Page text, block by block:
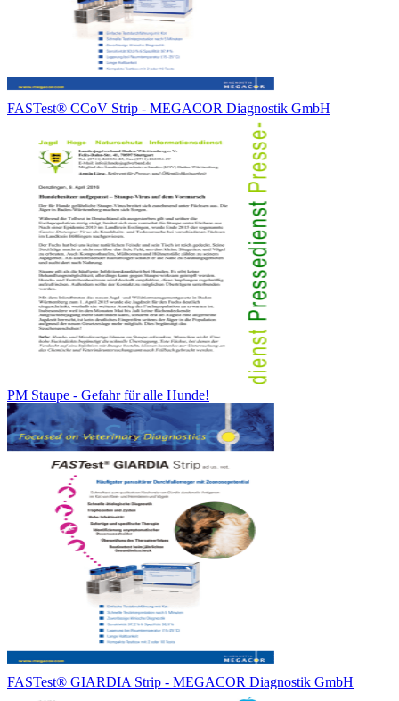
FASTest® CCoV Strip - MEGACOR Diagnostik GmbH
PM Staupe - Gefahr für alle Hunde!
FASTest® GIARDIA Strip - MEGACOR Diagnostik GmbH